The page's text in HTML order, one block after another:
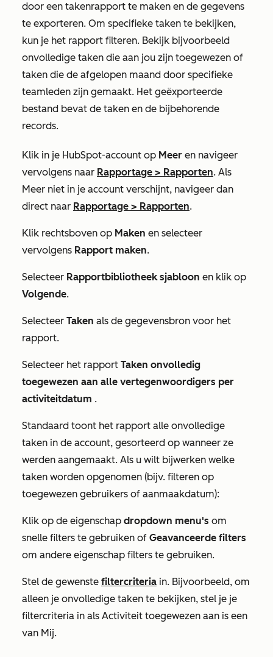
door een takenrapport te maken en de gegevens
te exporteren. Om specifieke taken te bekijken,
kun je het rapport filteren. Bekijk bijvoorbeeld
onvolledige taken die aan jou zijn toegewezen of
taken die de afgelopen maand door specifieke
teamleden zijn gemaakt. Het geëxporteerde
bestand bevat de taken en de bijbehorende
records.
Klik in je HubSpot-account op Meer en navigeer
vervolgens naar Rapportage > Rapporten. Als
Meer niet in je account verschijnt, navigeer dan
direct naar Rapportage > Rapporten.
Klik rechtsboven op Maken en selecteer
vervolgens Rapport maken.
Selecteer Rapportbibliotheek sjabloon en klik op
Volgende.
Selecteer Taken als de gegevensbron voor het
rapport.
Selecteer het rapport Taken onvolledig
toegewezen aan alle vertegenwoordigers per
activiteitdatum .
Standaard toont het rapport alle onvolledige
taken in de account, gesorteerd op wanneer ze
werden aangemaakt. Als u wilt bijwerken welke
taken worden opgenomen (bijv. filteren op
toegewezen gebruikers of aanmaakdatum):
Klik op de eigenschap dropdown menu's om
snelle filters te gebruiken of Geavanceerde filters
om andere eigenschap filters te gebruiken.
Stel de gewenste filtercriteria in. Bijvoorbeeld, om
alleen je onvolledige taken te bekijken, stel je je
filtercriteria in als Activiteit toegewezen aan is een
van Mij.